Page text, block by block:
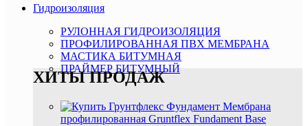
Гидроизоляция
РУЛОННАЯ ГИДРОИЗОЛЯЦИЯ
ПРОФИЛИРОВАННАЯ ПВХ МЕМБРАНА
МАСТИКА БИТУМНАЯ
ПРАЙМЕР БИТУМНЫЙ
ХИТЫ ПРОДАЖ
Мембрана
профилированная Gruntflex Fundament Base